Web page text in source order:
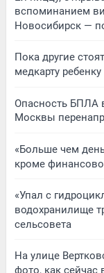
вспоминанием
Новосибирск —
Пока другие
медкарту
Опасность БПЛА
Москвы
«Больше чем
кроме
«Упал с
водохранилище
сельсовета
На улице
фото, как сейчас